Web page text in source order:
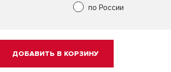
по России
ДОБАВИТЬ В КОРЗИНУ